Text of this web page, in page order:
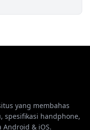
yang membahas
spesifikasi handphone,
Android & iOS.